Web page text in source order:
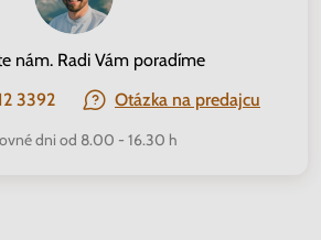
nám. Radi Vám poradíme
3392
Otázka na predajcu
dni od 8.00 - 16.30 h